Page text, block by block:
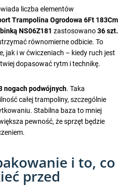
liczba elementów
Trampolina Ogrodowa 6Ft 183Cm
NS06Z181 zastosowano36 szt.
równomierne odbicie. To
jak i w ćwiczeniach – kiedy ruch jest
dopasować rytm i technikę.
nogach podwójnych. Taka
całej trampoliny, szczególnie
Stabilna baza to mniej
pewność, że sprzęt będzie
i to, co
przed